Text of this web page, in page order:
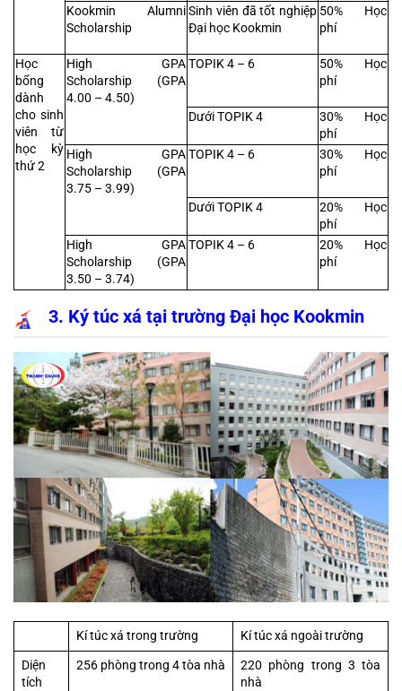
Kookmin Alumni
Scholarship
Sinh viên đã tốt nghiệp
Đại học Kookmin
50% Học
phí
Học
bổng
dành
cho sinh
viên từ
học kỳ
thứ 2
High GPA
Scholarship (GPA
4.00 – 4.50)
TOPIK 4 – 6
50% Học
phí
Dưới TOPIK 4
30% Học
phí
High GPA
Scholarship (GPA
3.75 – 3.99)
TOPIK 4 – 6
30% Học
phí
Dưới TOPIK 4
20% Học
phí
High GPA
Scholarship (GPA
3.50 – 3.74)
TOPIK 4 – 6
20% Học
phí
3. Ký túc xá tại trường Đại học Kookmin
Kí túc xá trong trường
Kí túc xá ngoài trường
Diện
tích
256 phòng trong 4 tòa nhà
220 phòng trong 3 tòa
nhà